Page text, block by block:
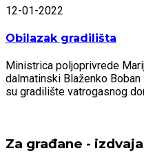
12-01-2022
Obilazak gradilišta
Ministrica poljoprivrede
dalmatinski Blaženko
su gradilište vatrogasnog
Za građane -